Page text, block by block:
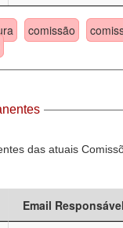
comissão
das atuais
Email